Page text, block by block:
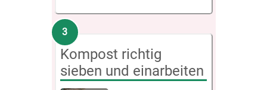
Kompost richtig
sieben und einarbeiten